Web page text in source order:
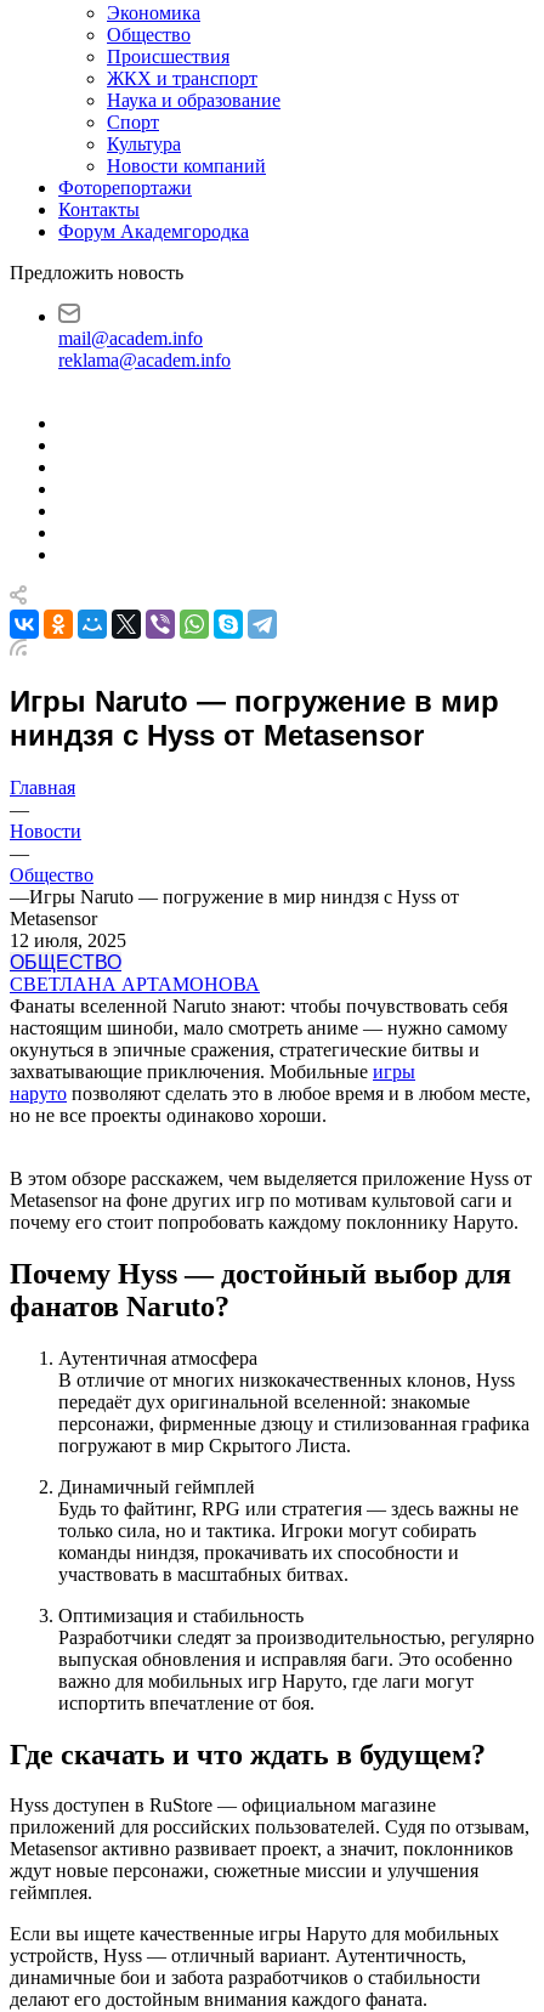
Экономика
Общество
Происшествия
ЖКХ и транспорт
Наука и образование
Спорт
Культура
Новости компаний
Фоторепортажи
Контакты
Форум Академгородка
Предложить новость
mail@academ.info
reklama@academ.info
Игры Naruto — погружение в мир
ниндзя с Hyss от Metasensor
Главная
—
Новости
—
Общество
—Игры Naruto — погружение в мир ниндзя с Hyss от
Metasensor
12 июля, 2025
ОБЩЕСТВО
СВЕТЛАНА АРТАМОНОВА
Фанаты вселенной Naruto знают: чтобы почувствовать себя
настоящим шиноби, мало смотреть аниме — нужно самому
окунуться в эпичные сражения, стратегические битвы и
захватывающие приключения. Мобильные игры
наруто позволяют сделать это в любое время и в любом месте,
но не все проекты одинаково хороши.
В этом обзоре расскажем, чем выделяется приложение Hyss от
Metasensor на фоне других игр по мотивам культовой саги и
почему его стоит попробовать каждому поклоннику Наруто.
Почему Hyss — достойный выбор для
фанатов Naruto?
Аутентичная атмосфера
В отличие от многих низкокачественных клонов, Hyss
передаёт дух оригинальной вселенной: знакомые
персонажи, фирменные дзюцу и стилизованная графика
погружают в мир Скрытого Листа.
Динамичный геймплей
Будь то файтинг, RPG или стратегия — здесь важны не
только сила, но и тактика. Игроки могут собирать
команды ниндзя, прокачивать их способности и
участвовать в масштабных битвах.
Оптимизация и стабильность
Разработчики следят за производительностью, регулярно
выпуская обновления и исправляя баги. Это особенно
важно для мобильных игр Наруто, где лаги могут
испортить впечатление от боя.
Где скачать и что ждать в будущем?
Hyss доступен в RuStore — официальном магазине
приложений для российских пользователей. Судя по отзывам,
Metasensor активно развивает проект, а значит, поклонников
ждут новые персонажи, сюжетные миссии и улучшения
геймплея.
Если вы ищете качественные игры Наруто для мобильных
устройств, Hyss — отличный вариант. Аутентичность,
динамичные бои и забота разработчиков о стабильности
делают его достойным внимания каждого фаната.